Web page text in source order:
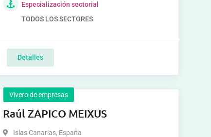
Especialización sectorial
TODOS LOS SECTORES
Detalles
Vivero de empresas
Raúl ZAPICO MEIXUS
Islas Canarias, España